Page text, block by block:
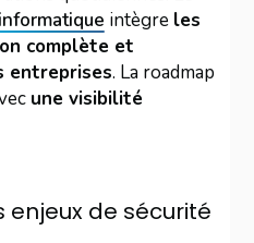
intègre les
complète et
entreprises. La roadmap
une visibilité
enjeux de sécurité